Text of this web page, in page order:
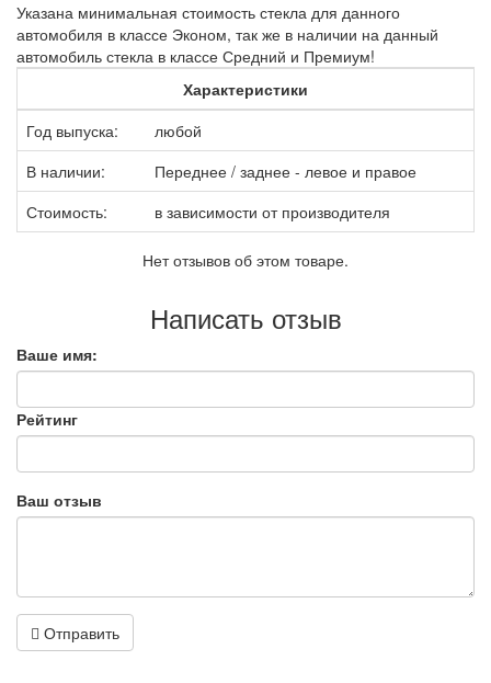
Указана минимальная стоимость стекла для данного
автомобиля в классе Эконом, так же в наличии на данный
автомобиль стекла в классе Средний и Премиум!
Характеристики
Год выпуска:
любой
В наличии:
Переднее / заднее - левое и правое
Стоимость:
в зависимости от производителя
Нет отзывов об этом товаре.
Написать отзыв
Ваше имя:
Рейтинг
Ваш отзыв
Отправить